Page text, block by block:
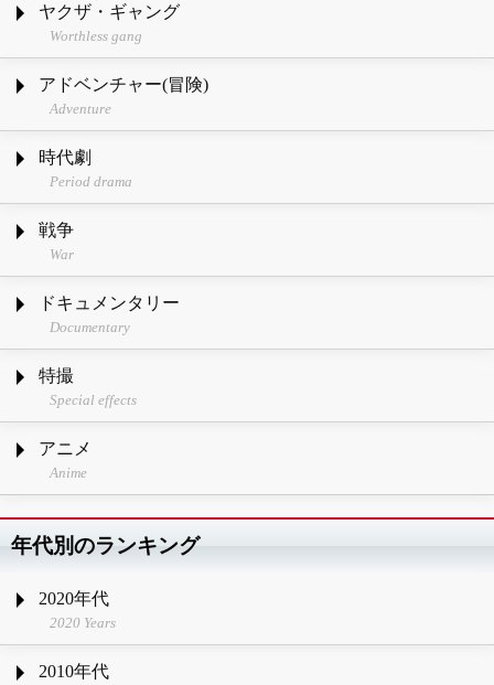
ヤクザ・ギャング
Worthless gang
アドベンチャー(冒険)
Adventure
時代劇
Period drama
戦争
War
ドキュメンタリー
Documentary
特撮
Special effects
アニメ
Anime
年代別のランキング
2020年代
2020 Years
2010年代